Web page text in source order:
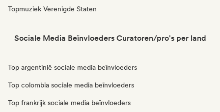
Topmuziek Verenigde Staten
Sociale Media Beïnvloeders Curatoren/pro's per land
Top argentinië sociale media beïnvloeders
Top colombia sociale media beïnvloeders
Top frankrijk sociale media beïnvloeders